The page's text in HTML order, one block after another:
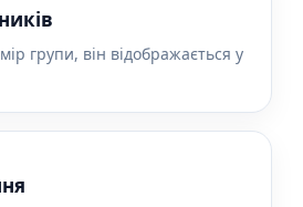
групи, він відображається у